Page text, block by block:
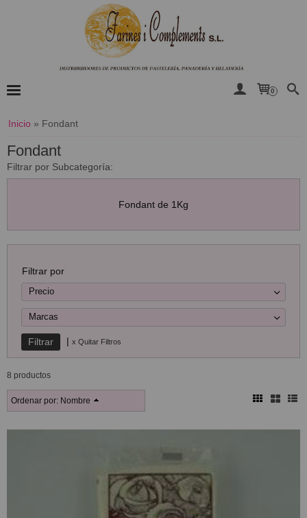
0
Inicio » Fondant
Fondant
Filtrar por Subcategoría:
Fondant de 1Kg
Filtrar por
Precio
Marcas
| x Quitar Filtros
8 productos
Ordenar por: Nombre